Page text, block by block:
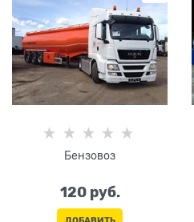
Бензовоз
120 руб.